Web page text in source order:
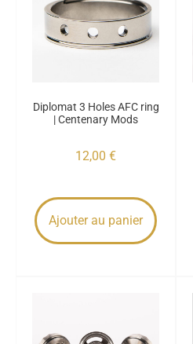
Diplomat 3 Holes AFC ring
| Centenary Mods
12,00 €
Ajouter au panier